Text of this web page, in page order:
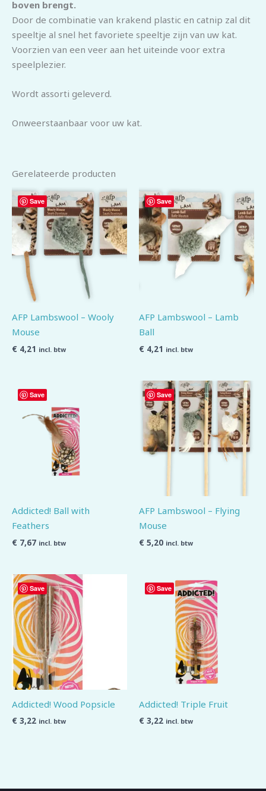
boven brengt.
Door de combinatie van krakend plastic en catnip zal dit
speeltje al snel het favoriete speeltje zijn van uw kat.
Voorzien van een veer aan het uiteinde voor extra
speelplezier.
Wordt assorti geleverd.
Onweerstaanbaar voor uw kat.
Gerelateerde producten
Save
AFP Lambswool – Wooly
Mouse
€ 4,21 incl. btw
Save
AFP Lambswool – Lamb
Ball
€ 4,21 incl. btw
Save
Addicted! Ball with
Feathers
€ 7,67 incl. btw
Save
AFP Lambswool – Flying
Mouse
€ 5,20 incl. btw
Save
Addicted! Wood Popsicle
€ 3,22 incl. btw
Save
Addicted! Triple Fruit
€ 3,22 incl. btw